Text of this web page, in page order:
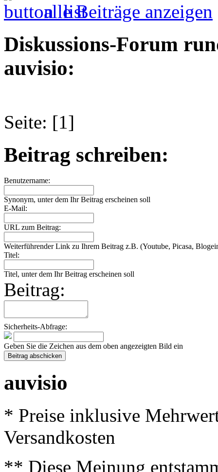
alle Beiträge anzeigen
Diskussions-Forum
auvisio:
Seite: [1]
Beitrag schreiben:
Benutzername:
Synonym, unter dem Ihr Beitrag erscheinen soll
E-Mail:
URL zum Beitrag:
Weiterführender Link zu Ihrem Beitrag z.B. (Youtube, Picasa,
Titel:
Titel, unter dem Ihr Beitrag erscheinen soll
Beitrag:
Sicherheits-Abfrage:
Geben Sie die Zeichen aus dem oben angezeigten Bild ein
auvisio
* Preise inklusive
Versandkosten
** Diese Meinung